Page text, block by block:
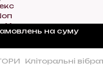
на суму
Кліторальні